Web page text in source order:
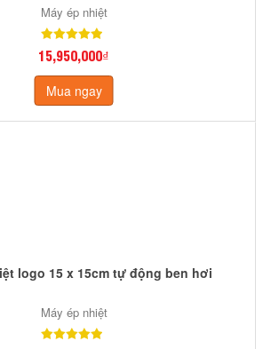
Máy ép nhiệt
15,950,000₫
Mua ngay
logo 15 x 15cm tự động ben hơi
Máy ép nhiệt